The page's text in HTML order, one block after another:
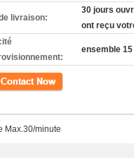
livraison:
30 jours
ont reçu
ensemble
Max.30/minute